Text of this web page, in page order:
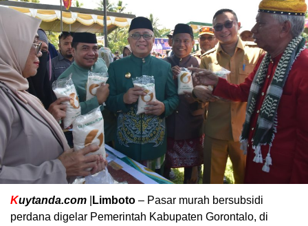
Kuytanda.com Limboto – Pasar murah bersubsidi
perdana digelar Pemerintah Kabupaten Gorontalo, di